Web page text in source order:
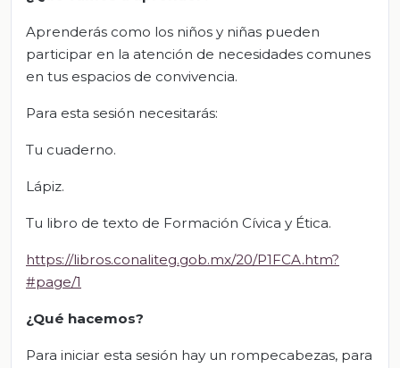
Aprenderás como los niños y niñas pueden
participar en la atención de necesidades comunes
en tus espacios de convivencia.
Para esta sesión necesitarás:
Tu cuaderno.
Lápiz.
Tu libro de texto de Formación Cívica y Ética.
https://libros.conaliteg.gob.mx/20/P1FCA.htm?
#page/1
¿Qué hacemos?
Para iniciar esta sesión hay un rompecabezas, para